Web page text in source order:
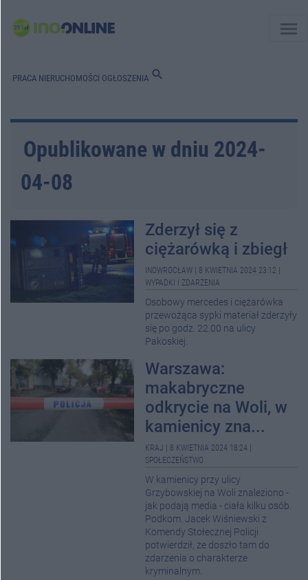
menu
PRACA NIERUCHOMOŚCI OGŁOSZENIA search
Opublikowane w dniu 2024-
04-08
Zderzył się z
ciężarówką i zbiegł
INOWROCŁAW 8 KWIETNIA 2024 23:12
WYPADKI I ZDARZENIA
Osobowy mercedes i ciężarówka
przewożąca sypki materiał zderzyły
się po godz. 22.00 na ulicy
Pakoskiej.
Warszawa:
makabryczne
odkrycie na Woli, w
kamienicy zna...
KRAJ 8 KWIETNIA 2024 18:24
SPOŁECZEŃSTWO
W kamienicy przy ulicy
Grzybowskiej na Woli znaleziono -
jak podają media - ciała kilku osób.
Podkom. Jacek Wiśniewski z
Komendy Stołecznej Policji
potwierdził, że doszło tam do
zdarzenia o charakterze
kryminalnym.